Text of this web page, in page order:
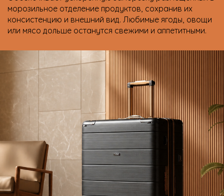
морозильное отделение продуктов, сохранив их
консистенцию и внешний вид. Любимые ягоды, овощи
или мясо дольше останутся свежими и аппетитными.